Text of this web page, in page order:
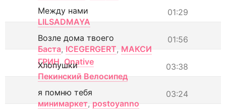
01:29
Между нами
LILSADMAYA
01:56
Возле дома твоего
Баста, ICEGERGERT, МАКСИ
ГРИН, Onative 03:38
Хлопушки
Пекинский Велосипед
03:24
я помню тебя
минимаркет, postoyanno